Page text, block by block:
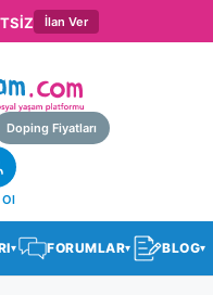
İlan Ver
Doping Fiyatları
▾ FORUMLAR▾ BLOG▾